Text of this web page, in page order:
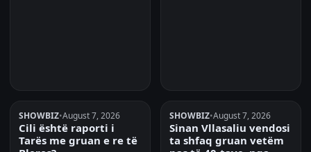
SHOWBIZ•August 7, 2026
Cili është raporti i
Tarës me gruan e re të
SHOWBIZ•August 7, 2026
Sinan Vllasaliu vendosi
ta shfaq gruan vetëm